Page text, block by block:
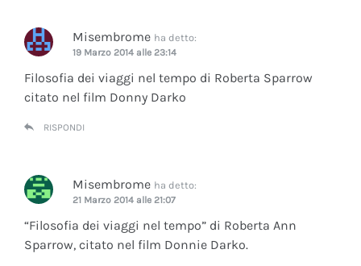
Misembrome ha detto:
19 Marzo 2014 alle 23:14
Filosofia dei viaggi nel tempo di Roberta Sparrow
citato nel film Donny Darko
RISPONDI
Misembrome ha detto:
21 Marzo 2014 alle 21:07
“Filosofia dei viaggi nel tempo” di Roberta Ann
Sparrow, citato nel film Donnie Darko.